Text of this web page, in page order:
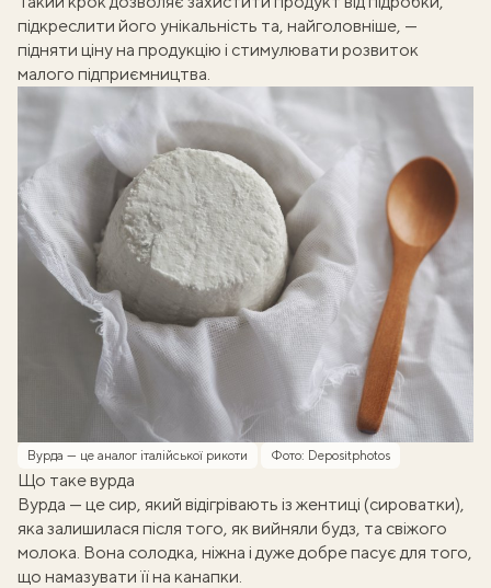
підкреслити його унікальність та, найголовніше, —
підняти ціну на продукцію і стимулювати розвиток
малого підприємництва.
Вурда — це аналог італійської рикоти Фото: Depositphotos
Що таке вурда
Вурда — це сир, який відігрівають із жентиці (сироватки),
яка залишилася після того, як вийняли будз, та свіжого
молока. Вона солодка, ніжна і дуже добре пасує для того,
що намазувати її на канапки.